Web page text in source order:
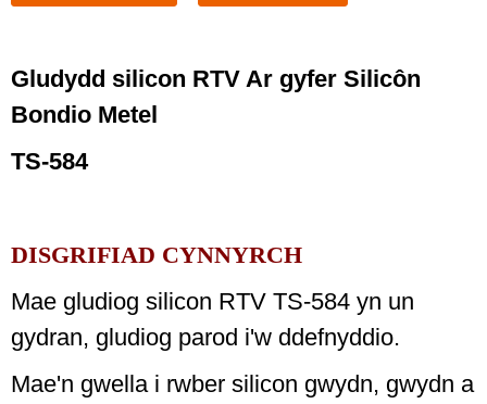
Gludydd silicon RTV Ar gyfer Silicôn
Bondio Metel
TS-584
DISGRIFIAD CYNNYRCH
Mae gludiog silicon RTV TS-584 yn un
gydran, gludiog parod i'w ddefnyddio.
Mae'n gwella i rwber silicon gwydn, gwydn a